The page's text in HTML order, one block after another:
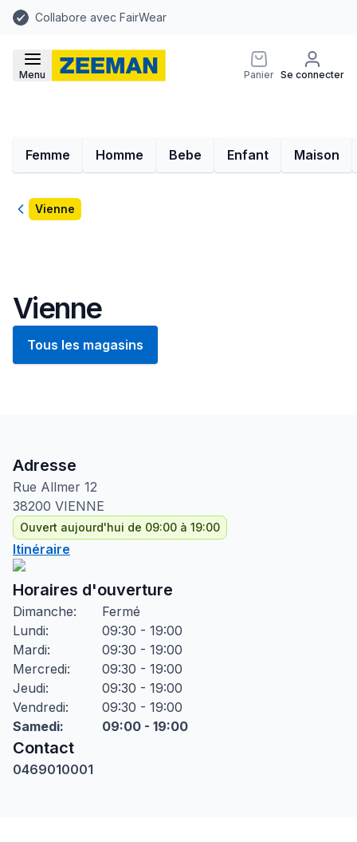
Collabore avec FairWear
Menu Panier Se connecter
Femme Homme Bebe Enfant Maison
RetourVienne
Vienne
Tous les magasins
Adresse
Rue Allmer 12
38200 VIENNE
Ouvert aujourd'hui de 09:00 à 19:00
Itinéraire
Horaires d'ouverture
Dimanche:
Fermé
Lundi:
09:30 - 19:00
Mardi:
09:30 - 19:00
Mercredi:
09:30 - 19:00
Jeudi:
09:30 - 19:00
Vendredi:
09:30 - 19:00
Samedi: 09:00 - 19:00
Contact
0469010001